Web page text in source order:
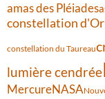
amas des Pléiades
constellation
constellation du Taureau
lumière cendrée
MercureNASA